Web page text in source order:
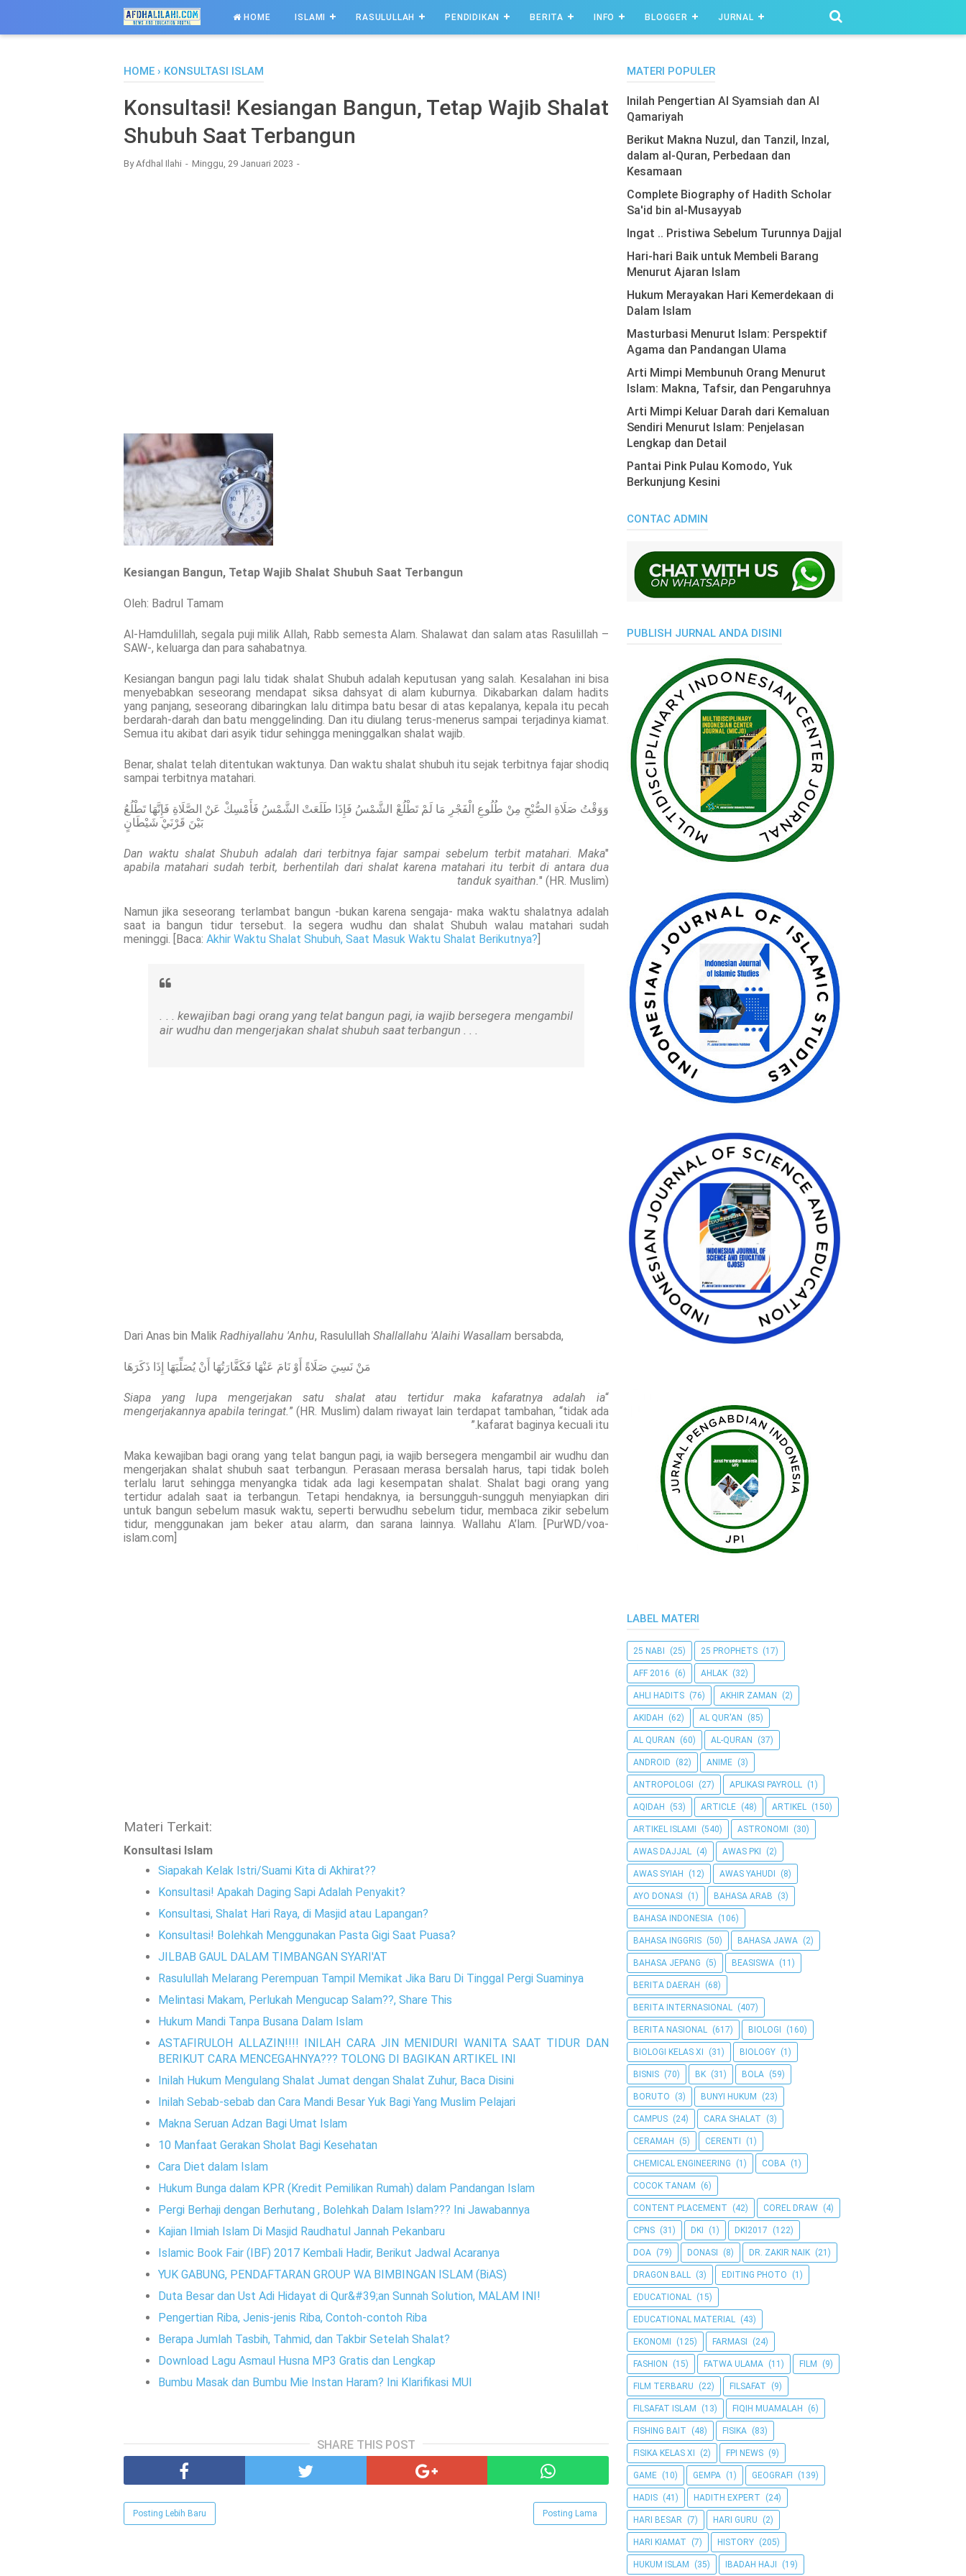
HOME ISLAMI RASULULLAH PENDIDIKAN BERITA INFO BLOGGER JURNAL
HOME › KONSULTASI ISLAM
Konsultasi! Kesiangan Bangun, Tetap Wajib Shalat
Shubuh Saat Terbangun
ByAfdhal Ilahi Minggu, 29 Januari 2023
Kesiangan Bangun, Tetap Wajib Shalat Shubuh Saat Terbangun
Oleh: Badrul Tamam
Al-Hamdulillah, segala puji milik Allah, Rabb semesta Alam. Shalawat dan salam atas Rasulillah –
SAW-, keluarga dan para sahabatnya.
Kesiangan bangun pagi lalu tidak shalat Shubuh adalah keputusan yang salah. Kesalahan ini bisa
menyebabkan seseorang mendapat siksa dahsyat di alam kuburnya. Dikabarkan dalam hadits
yang panjang, seseorang dibaringkan lalu ditimpa batu besar di atas kepalanya, kepala itu pecah
berdarah-darah dan batu menggelinding. Dan itu diulang terus-menerus sampai terjadinya kiamat.
Semua itu akibat dari asyik tidur sehingga meninggalkan shalat wajib.
Benar, shalat telah ditentukan waktunya. Dan waktu shalat shubuh itu sejak terbitnya fajar shodiq
sampai terbitnya matahari.
وَوَقْتُ صَلَاةِ الصُّبْحِ مِنْ طُلُوعِ الْفَجْرِ مَا لَمْ تَطْلُعْ الشَّمْسُ فَإِذَا طَلَعَتْ الشَّمْسُ فَأَمْسِكْ عَنْ الصَّلَاةِ فَإِنَّهَا تَطْلُعُ
بَيْنَ قَرْنَيْ شَيْطَانٍ
"
Dan waktu shalat Shubuh adalah dari terbitnya fajar sampai sebelum terbit matahari. Maka
apabila matahari sudah terbit, berhentilah dari shalat karena matahari itu terbit di antara dua
tanduk syaithan. " (HR. Muslim)
Namun jika seseorang terlambat bangun -bukan karena sengaja- maka waktu shalatnya adalah
saat ia bangun tidur tersebut. Ia segera wudhu dan shalat Shubuh walau matahari sudah
meninggi. [Baca: Akhir Waktu Shalat Shubuh, Saat Masuk Waktu Shalat Berikutnya?
. . . kewajiban bagi orang yang telat bangun pagi, ia wajib bersegera mengambil
air wudhu dan mengerjakan shalat shubuh saat terbangun . . .
Dari Anas bin Malik Radhiyallahu 'Anhu, Rasulullah Shallallahu 'Alaihi Wasallam bersabda,
مَنْ نَسِيَ صَلَاةً أَوْ نَامَ عَنْهَا فَكَفَّارَتُهَا أَنْ يُصَلِّيَهَا إِذَا ذَكَرَهَا
“
Siapa yang lupa mengerjakan satu shalat atau tertidur maka kafaratnya adalah ia
mengerjakannya apabila teringat.” (HR. Muslim) dalam riwayat lain terdapat tambahan, “tidak ada
kafarat baginya kecuali itu.”
Maka kewajiban bagi orang yang telat bangun pagi, ia wajib bersegera mengambil air wudhu dan
mengerjakan shalat shubuh saat terbangun. Perasaan merasa bersalah harus, tapi tidak boleh
terlalu larut sehingga menyangka tidak ada lagi kesempatan shalat. Shalat bagi orang yang
tertidur adalah saat ia terbangun. Tetapi hendaknya, ia bersungguh-sungguh menyiapkan diri
untuk bangun sebelum masuk waktu, seperti berwudhu sebelum tidur, membaca zikir sebelum
tidur, menggunakan jam beker atau alarm, dan sarana lainnya. Wallahu A’lam. [PurWD/voa-
islam.com]
Materi Terkait:
Konsultasi Islam
Siapakah Kelak Istri/Suami Kita di Akhirat??
Konsultasi! Apakah Daging Sapi Adalah Penyakit?
Konsultasi, Shalat Hari Raya, di Masjid atau Lapangan?
Konsultasi! Bolehkah Menggunakan Pasta Gigi Saat Puasa?
JILBAB GAUL DALAM TIMBANGAN SYARI'AT
Rasulullah Melarang Perempuan Tampil Memikat Jika Baru Di Tinggal Pergi Suaminya
Melintasi Makam, Perlukah Mengucap Salam??, Share This
Hukum Mandi Tanpa Busana Dalam Islam
ASTAFIRULOH ALLAZIN!!!! INILAH CARA JIN MENIDURI WANITA SAAT TIDUR DAN
BERIKUT CARA MENCEGAHNYA??? TOLONG DI BAGIKAN ARTIKEL INI
Inilah Hukum Mengulang Shalat Jumat dengan Shalat Zuhur, Baca Disini
Inilah Sebab-sebab dan Cara Mandi Besar Yuk Bagi Yang Muslim Pelajari
Makna Seruan Adzan Bagi Umat Islam
10 Manfaat Gerakan Sholat Bagi Kesehatan
Cara Diet dalam Islam
Hukum Bunga dalam KPR (Kredit Pemilikan Rumah) dalam Pandangan Islam
Pergi Berhaji dengan Berhutang , Bolehkah Dalam Islam??? Ini Jawabannya
Kajian Ilmiah Islam Di Masjid Raudhatul Jannah Pekanbaru
Islamic Book Fair (IBF) 2017 Kembali Hadir, Berikut Jadwal Acaranya
YUK GABUNG, PENDAFTARAN GROUP WA BIMBINGAN ISLAM (BiAS)
Duta Besar dan Ust Adi Hidayat di Qur&#39;an Sunnah Solution, MALAM INI!
Pengertian Riba, Jenis-jenis Riba, Contoh-contoh Riba
Berapa Jumlah Tasbih, Tahmid, dan Takbir Setelah Shalat?
Download Lagu Asmaul Husna MP3 Gratis dan Lengkap
Bumbu Masak dan Bumbu Mie Instan Haram? Ini Klarifikasi MUI
SHARE THIS POST
Posting Lebih Baru Posting Lama
MATERI POPULER
Inilah Pengertian Al Syamsiah dan Al
Qamariyah
Berikut Makna Nuzul, dan Tanzil, Inzal,
dalam al-Quran, Perbedaan dan
Kesamaan
Complete Biography of Hadith Scholar
Sa'id bin al-Musayyab
Ingat .. Pristiwa Sebelum Turunnya Dajjal
Hari-hari Baik untuk Membeli Barang
Menurut Ajaran Islam
Hukum Merayakan Hari Kemerdekaan di
Dalam Islam
Masturbasi Menurut Islam: Perspektif
Agama dan Pandangan Ulama
Arti Mimpi Membunuh Orang Menurut
Islam: Makna, Tafsir, dan Pengaruhnya
Arti Mimpi Keluar Darah dari Kemaluan
Sendiri Menurut Islam: Penjelasan
Lengkap dan Detail
Pantai Pink Pulau Komodo, Yuk
Berkunjung Kesini
CONTAC ADMIN
PUBLISH JURNAL ANDA DISINI
LABEL MATERI
25 NABI (25) 25 PROPHETS (17)
AFF 2016 (6) AHLAK (32)
AHLI HADITS (76) AKHIR ZAMAN (2)
AKIDAH (62) AL QUR'AN (85)
AL QURAN (60) AL-QURAN (37)
ANDROID (82) ANIME (3)
ANTROPOLOGI (27) APLIKASI PAYROLL (1)
AQIDAH (53) ARTICLE (48) ARTIKEL (150)
ARTIKEL ISLAMI (540) ASTRONOMI (30)
AWAS DAJJAL (4) AWAS PKI (2)
AWAS SYIAH (12) AWAS YAHUDI (8)
AYO DONASI (1) BAHASA ARAB (3)
BAHASA INDONESIA (106)
BAHASA INGGRIS (50) BAHASA JAWA (2)
BAHASA JEPANG (5) BEASISWA (11)
BERITA DAERAH (68)
BERITA INTERNASIONAL (407)
BERITA NASIONAL (617) BIOLOGI (160)
BIOLOGI KELAS XI (31) BIOLOGY (1)
BISNIS (70) BK (31) BOLA (59)
BORUTO (3) BUNYI HUKUM (23)
CAMPUS (24) CARA SHALAT (3)
CERAMAH (5) CERENTI (1)
CHEMICAL ENGINEERING (1) COBA (1)
COCOK TANAM (6)
CONTENT PLACEMENT (42) COREL DRAW (4)
CPNS (31) DKI (1) DKI2017 (122)
DOA (79) DONASI (8) DR. ZAKIR NAIK (21)
DRAGON BALL (3) EDITING PHOTO (1)
EDUCATIONAL (15)
EDUCATIONAL MATERIAL (43)
EKONOMI (125) FARMASI (24)
FASHION (15) FATWA ULAMA (11) FILM (9)
FILM TERBARU (22) FILSAFAT (9)
FILSAFAT ISLAM (13) FIQIH MUAMALAH (6)
FISHING BAIT (48) FISIKA (83)
FISIKA KELAS XI (2) FPI NEWS (9)
GAME (10) GEMPA (1) GEOGRAFI (139)
HADIS (41) HADITH EXPERT (24)
HARI BESAR (7) HARI GURU (2)
HARI KIAMAT (7) HISTORY (205)
HUKUM ISLAM (35) IBADAH HAJI (19)